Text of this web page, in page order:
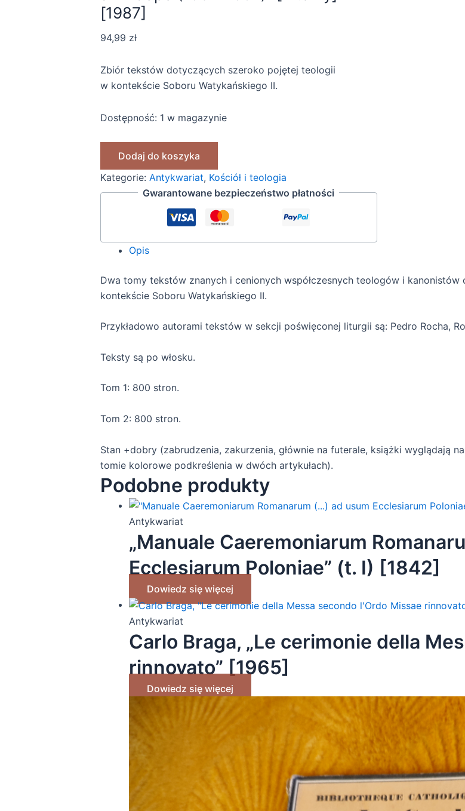
[1987]
94,99 zł
Zbiór tekstów dotyczących szeroko pojętej teologii
w kontekście Soboru Watykańskiego II.
Dostępność: 1 w magazynie
Dodaj do koszyka
Kategorie: Antykwariat, Kościół i teologia
Gwarantowane bezpieczeństwo płatności
Opis
Dwa tomy tekstów znanych i cenionych współczesnych teologów i kanonistów
kontekście Soboru Watykańskiego II.
Przykładowo autorami tekstów w sekcji poświęconej liturgii są: Pedro Rocha,
Teksty są po włosku.
Tom 1: 800 stron.
Tom 2: 800 stron.
Stan +dobry (zabrudzenia, zakurzenia, głównie na futerale, książki wyglądają
tomie kolorowe podkreślenia w dwóch artykułach).
Podobne produkty
Antykwariat
„Manuale Caeremoniarum
Ecclesiarum Poloniae” (t. I) [1842]
Dowiedz się więcej
Antykwariat
Carlo Braga, „Le cerimonie della
rinnovato” [1965]
Dowiedz się więcej